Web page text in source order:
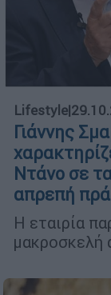
Lifestyle|
Γιάννης
Ντάνο σε
απρεπή
Η εταιρία
μακροσκελή